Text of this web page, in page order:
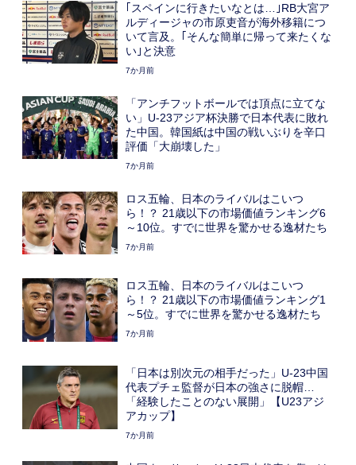
｢スペインに行きたいなとは…｣RB大宮ア
ルディージャの市原吏音が海外移籍につ
いて言及。｢そんな簡単に帰って来たくな
い｣と決意
7か月前
「アンチフットボールでは頂点に立てな
い」U-23アジア杯決勝で日本代表に敗れ
た中国。韓国紙は中国の戦いぶりを辛口
評価「大崩壊した」
7か月前
ロス五輪、日本のライバルはこいつ
ら！？ 21歳以下の市場価値ランキング6
～10位。すでに世界を驚かせる逸材たち
7か月前
ロス五輪、日本のライバルはこいつ
ら！？ 21歳以下の市場価値ランキング1
～5位。すでに世界を驚かせる逸材たち
7か月前
「日本は別次元の相手だった」U-23中国
代表プチェ監督が日本の強さに脱帽…
「経験したことのない展開」【U23アジ
アカップ】
7か月前